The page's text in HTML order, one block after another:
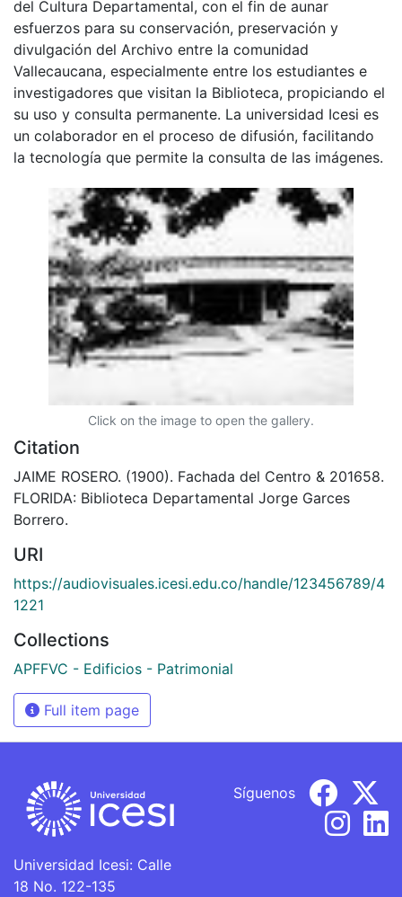
del Cultura Departamental, con el fin de aunar
esfuerzos para su conservación, preservación y
divulgación del Archivo entre la comunidad
Vallecaucana, especialmente entre los estudiantes e
investigadores que visitan la Biblioteca, propiciando el
su uso y consulta permanente. La universidad Icesi es
un colaborador en el proceso de difusión, facilitando
la tecnología que permite la consulta de las imágenes.
Click on the image to open the gallery.
Citation
JAIME ROSERO. (1900). Fachada del Centro & 201658.
FLORIDA: Biblioteca Departamental Jorge Garces
Borrero.
URI
https://audiovisuales.icesi.edu.co/handle/123456789/4
1221
Collections
APFFVC - Edificios - Patrimonial
Full item page
Universidad Icesi: Calle
18 No. 122-135
Síguenos